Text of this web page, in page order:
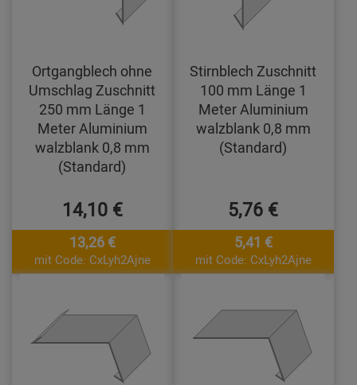
Ortgangblech ohne
Umschlag Zuschnitt
250 mm Länge 1
Meter Aluminium
walzblank 0,8 mm
(Standard)
14,10 €
13,26 €
mit Code: CxLyh2Ajne
Stirnblech Zuschnitt
100 mm Länge 1
Meter Aluminium
walzblank 0,8 mm
(Standard)
5,76 €
5,41 €
mit Code: CxLyh2Ajne